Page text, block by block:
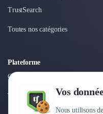
Vos
Nous utilisons
TrustSearch
Toutes nos catégories
Plateforme
Connexion
Tarifs